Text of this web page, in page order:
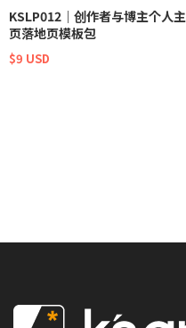
KSLP012｜创作者与博主个人主
页落地页模板包
$9 USD